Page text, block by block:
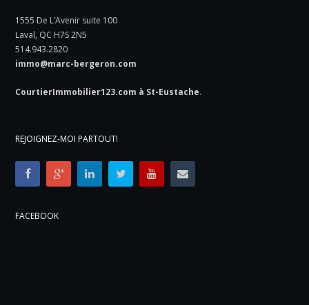
1555 De L’Avenir suite 100
Laval, QC H7S 2N5
514.943.2820
immo@marc-bergeron.com
CourtierImmobilier123.com à St-Eustache.
REJOIGNEZ-MOI PARTOUT!
FACEBOOK